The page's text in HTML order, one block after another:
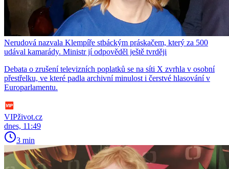
Nerudová nazvala Klempíře stbáckým práskačem, který za 500
udával kamarády. Ministr jí odpověděl ještě tvrději
Debata o zrušení televizních poplatků se na síti X zvrhla v osobní
přestřelku, ve které padla archivní minulost i čerstvé hlasování v
Europarlamentu.
VIPživot.cz
dnes, 11:49
3 min